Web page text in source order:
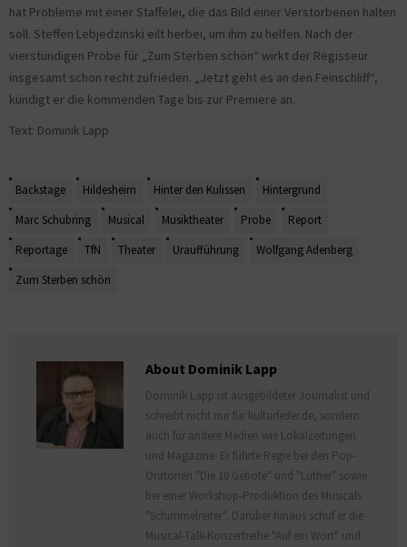
hat Probleme mit einer Staffelei, die das Bild einer Verstorbenen halten
soll. Steffen Lebjedzinski eilt herbei, um ihm zu helfen. Nach der
vierstündigen Probe für „Zum Sterben schön“ wirkt der Regisseur
insgesamt schon recht zufrieden. „Jetzt geht es an den Feinschliff“,
kündigt er die kommenden Tage bis zur Premiere an.
Text: Dominik Lapp
Backstage Hildesheim Hinter den Kulissen
Hintergrund
Marc Schubring
Musical Musiktheater Probe
Report
Reportage
TfN Theater Uraufführung
Wolfgang Adenberg
Zum Sterben schön
About Dominik Lapp
Dominik Lapp ist ausgebildeter Journalist und
schreibt nicht nur für kulturfeder.de, sondern
auch für andere Medien wie Lokalzeitungen
und Magazine. Er führte Regie bei den Pop-
Oratorien "Die 10 Gebote" und "Luther" sowie
bei einer Workshop-Produktion des Musicals
"Schimmelreiter". Darüber hinaus schuf er die
Musical-Talk-Konzertreihe "Auf ein Wort" und